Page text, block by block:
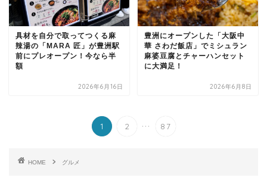
具材を自分で取ってつくる麻
辣湯の「MARA 匠」が豊洲駅
前にプレオープン！今なら半
額
2026年6月16日
豊洲にオープンした「大阪中
華 さわだ飯店」でミシュラン
麻婆豆腐とチャーハンセット
に大満足！
2026年6月8日
1 2 ... 87
HOME グルメ